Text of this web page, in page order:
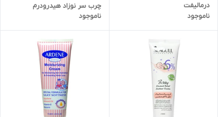
درمالیفت
ناموجود
چرب سر نوزاد هیدرودرم
ناموجود